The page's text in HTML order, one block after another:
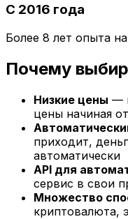
С 2016 года
Более 8 лет опыта
Почему
Низкие цены —
цены начиная
приходит,
автоматически
API для
сервис в свои
Множество
криптовалюта,